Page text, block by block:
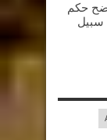
يوضح حكم
سبيل